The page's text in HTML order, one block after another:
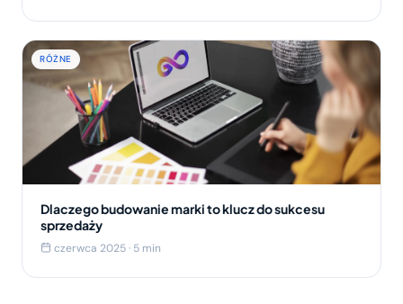
RÓŻNE
Dlaczego budowanie marki to klucz do sukcesu
sprzedaży
czerwca 2025 · 5 min